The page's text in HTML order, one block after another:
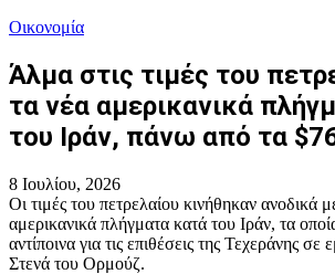
Οικονομία
Άλμα στις τιμές του
τα νέα αμερικανικά
του Ιράν, πάνω από τα
8 Ιουλίου, 2026
Οι τιμές του πετρελαίου κινήθηκαν ανοδικά
αμερικανικά πλήγματα κατά του Ιράν, τα
αντίποινα για τις επιθέσεις της Τεχεράνης σε
Στενά του Ορμούζ.